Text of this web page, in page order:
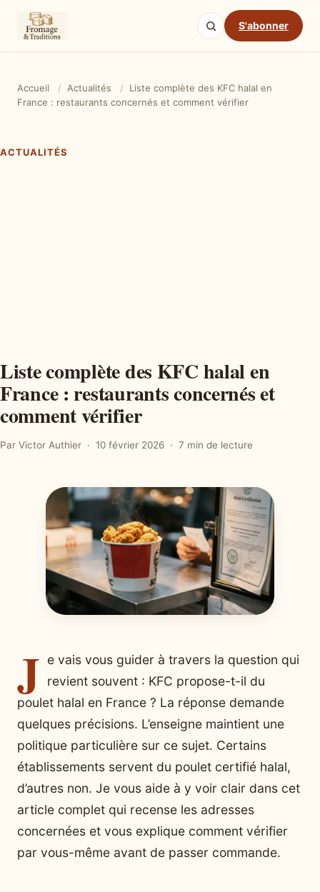
S'abonner
Accueil / Actualités /
Liste complète des KFC halal en
France : restaurants concernés et comment vérifier
ACTUALITÉS
Liste complète des KFC halal en
France : restaurants concernés et
comment vérifier
Par Victor Authier 10 février 2026 7 min de lecture
J e vais vous guider à travers la question qui
revient souvent : KFC propose-t-il du
poulet halal en France ? La réponse demande
quelques précisions. L’enseigne maintient une
politique particulière sur ce sujet. Certains
établissements servent du poulet certifié halal,
d’autres non. Je vous aide à y voir clair dans cet
article complet qui recense les adresses
concernées et vous explique comment vérifier
par vous-même avant de passer commande.